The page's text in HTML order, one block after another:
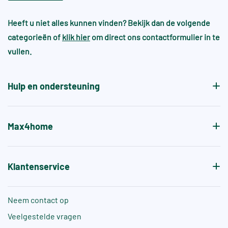
wel en heeft dit juist de sfeer en gewenste
patroon.
omgevingen
Voor zwembaden en wellnessruimtes gelden vaak
aanvullende normen, zoals +A of +B, die specifiek
Heeft u niet alles kunnen vinden? Bekijk dan de volgende
categorieën of klik hier om direct ons contactformulier in te
vullen.
Hulp en ondersteuning
Max4home
Klantenservice
Neem contact op
Veelgestelde vragen